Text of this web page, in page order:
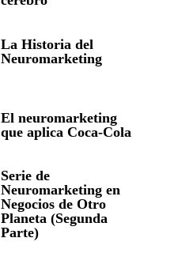
La Historia del
Neuromarketing
El neuromarketing
que aplica Coca-Cola
Serie de
Neuromarketing en
Negocios de Otro
Planeta (Segunda
Parte)